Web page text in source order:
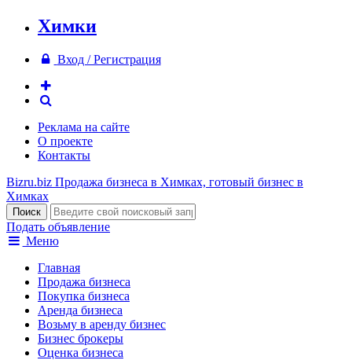
Химки
Вход / Регистрация
Реклама на сайте
О проекте
Контакты
Bizru.biz Продажа бизнеса в Химках, готовый бизнес в
Химках
Подать объявление
Меню
Главная
Продажа бизнеса
Покупка бизнеса
Аренда бизнеса
Возьму в аренду бизнес
Бизнес брокеры
Оценка бизнеса